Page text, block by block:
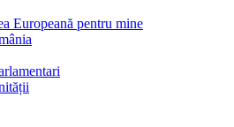
Europeană pentru mine